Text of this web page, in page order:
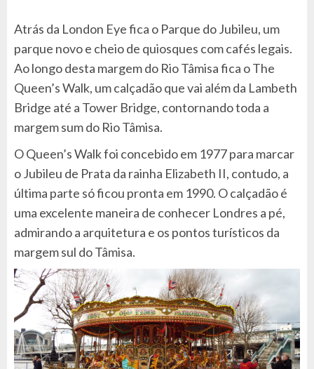
Atrás da London Eye fica o Parque do Jubileu, um
parque novo e cheio de quiosques com cafés legais.
Ao longo desta margem do Rio Tâmisa fica o The
Queen’s Walk, um calçadão que vai além da Lambeth
Bridge até a Tower Bridge, contornando toda a
margem sum do Rio Tâmisa.
O Queen’s Walk foi concebido em 1977 para marcar
o Jubileu de Prata da rainha Elizabeth II, contudo, a
última parte só ficou pronta em 1990. O calçadão é
uma excelente maneira de conhecer Londres a pé,
admirando a arquitetura e os pontos turísticos da
margem sul do Tâmisa.